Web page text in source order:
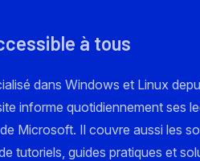
à tous
dans Windows et Linux
informe quotidiennement ses
Microsoft. Il couvre aussi les
tutoriels, guides pratiques et